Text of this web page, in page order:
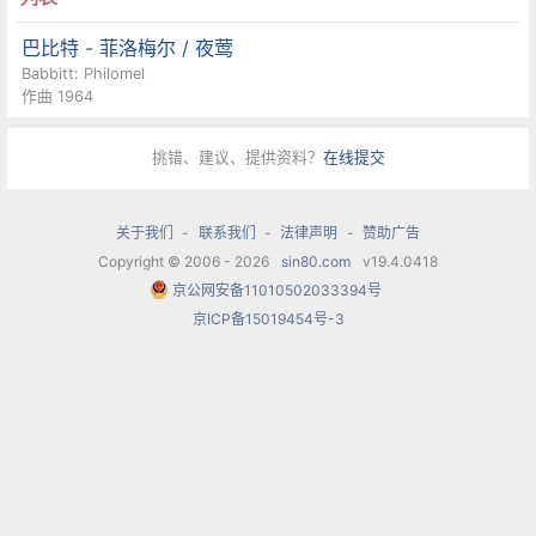
巴比特 - 菲洛梅尔 / 夜莺
Babbitt: Philomel
作曲 1964
挑错、建议、提供资料？ 在线提交
关于我们 - 联系我们 - 法律声明 - 赞助广告
Copyright © 2006 - 2026
sin80.com
v19.4.0418
京公网安备11010502033394号
京ICP备15019454号-3